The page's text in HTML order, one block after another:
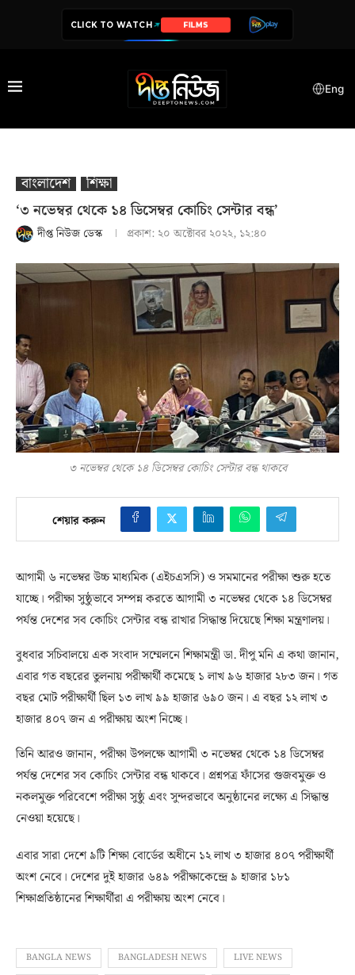
CLICK TO WATCH SERIES
Eng
বাংলাদেশ
শিক্ষা
‘৩ নভেম্বর থেকে ১৪ ডিসেম্বর কোচিং সেন্টার বন্ধ’
দীপ্ত নিউজ ডেস্ক প্রকাশ: ২০ অক্টোবর ২০২২, ১২:৪০
৩ নভেম্বর থেকে ১৪ ডিসেম্বর কোচিং সেন্টার বন্ধ থাকবে
শেয়ার করুন
আগামী ৬ নভেম্বর উচ্চ মাধ্যমিক (এইচএসসি) ও সমমানের পরীক্ষা শুরু হতে
যাচ্ছে। পরীক্ষা সুষ্ঠুভাবে সম্পন্ন করতে আগামী ৩ নভেম্বর থেকে ১৪ ডিসেম্বর
পর্যন্ত দেশের সব কোচিং সেন্টার বন্ধ রাখার সিদ্ধান্ত দিয়েছে শিক্ষা মন্ত্রণালয়।
বুধবার সচিবালয়ে এক সংবাদ সম্মেলনে শিক্ষামন্ত্রী ডা. দীপু মনি এ কথা জানান,
এবার গত বছরের তুলনায় পরীক্ষার্থী কমেছে ১ লাখ ৯৬ হাজার ২৮৩ জন। গত
বছর মোট পরীক্ষার্থী ছিল ১৩ লাখ ৯৯ হাজার ৬৯০ জন। এ বছর ১২ লাখ ৩
হাজার ৪০৭ জন এ পরীক্ষায় অংশ নিচ্ছে।
তিনি আরও জানান, পরীক্ষা উপলক্ষে আগামী ৩ নভেম্বর থেকে ১৪ ডিসেম্বর
পর্যন্ত দেশের সব কোচিং সেন্টার বন্ধ থাকবে। প্রশ্নপত্র ফাঁসের গুজবমুক্ত ও
নকলমুক্ত পরিবেশে পরীক্ষা সুষ্ঠু এবং সুন্দরভাবে অনুষ্ঠানের লক্ষ্যে এ সিদ্ধান্ত
নেওয়া হয়েছে।
এবার সারা দেশে ৯টি শিক্ষা বোর্ডের অধীনে ১২ লাখ ৩ হাজার ৪০৭ পরীক্ষার্থী
অংশ নেবে। দেশের দুই হাজার ৬৪৯ পরীক্ষাকেন্দ্রে ৯ হাজার ১৮১
শিক্ষাপ্রতিষ্ঠানের শিক্ষার্থীরা এ পরীক্ষায় অংশ নেবে।
BANGLA NEWS BANGLADESH NEWS
LIVE NEWS